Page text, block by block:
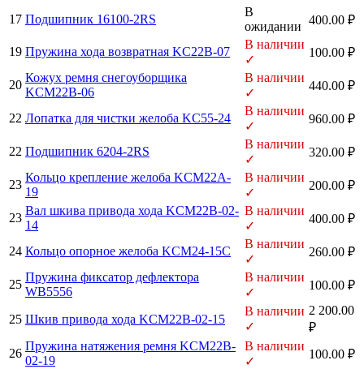
17 Подшипник 16100-2RS
В
ожидании 400.00 ₽
19 Пружина хода возвратная KC22B-07
В наличии
✓
100.00 ₽
20
Кожух ремня снегоуборщика
KCM22B-06
В наличии
✓
440.00 ₽
22 Лопатка для чистки желоба KC55-24
В наличии
✓
960.00 ₽
22 Подшипник 6204-2RS
В наличии
✓
320.00 ₽
23
Кольцо крепление желоба KCM22A-
19
В наличии
✓
200.00 ₽
23
Вал шкива привода хода KCM22B-02-
14
В наличии
✓
400.00 ₽
24 Кольцо опорное желоба KCM24-15C
В наличии
✓
260.00 ₽
25
Пружина фиксатор дефлектора
WB5556
В наличии
✓
100.00 ₽
25 Шкив привода хода KCM22B-02-15
В наличии
✓
2 200.00
₽
26
Пружина натяжения ремня KCM22B-
02-19
В наличии
✓
100.00 ₽